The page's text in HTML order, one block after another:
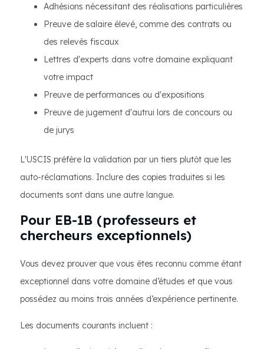
Adhésions nécessitant des réalisations particulières
Preuve de salaire élevé, comme des contrats ou
des relevés fiscaux
Lettres d'experts dans votre domaine expliquant
votre impact
Preuve de performances ou d'expositions
Preuve de jugement d'autrui lors de concours ou
de jurys
L'USCIS préfère la validation par un tiers plutôt que les
auto-réclamations. Inclure des copies traduites si les
documents sont dans une autre langue.
Pour EB-1B (professeurs et
chercheurs exceptionnels)
Vous devez prouver que vous êtes reconnu comme étant
exceptionnel dans votre domaine d’études et que vous
possédez au moins trois années d’expérience pertinente.
Les documents courants incluent :